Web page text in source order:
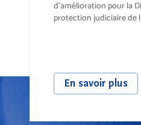
d’amélioration pour la
protection judiciaire de
En savoir plus